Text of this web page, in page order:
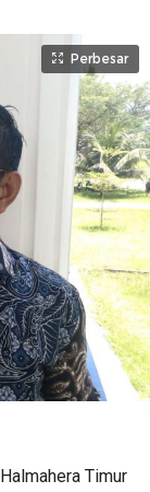
Perbesar
Timur